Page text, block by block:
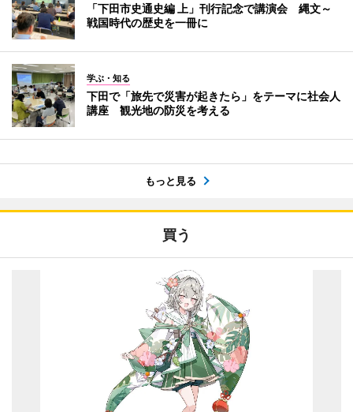
「下田市史通史編 上」刊行記念で講演会 縄文～
戦国時代の歴史を一冊に
学ぶ・知る
下田で「旅先で災害が起きたら」をテーマに社会人
講座 観光地の防災を考える
もっと見る
買う